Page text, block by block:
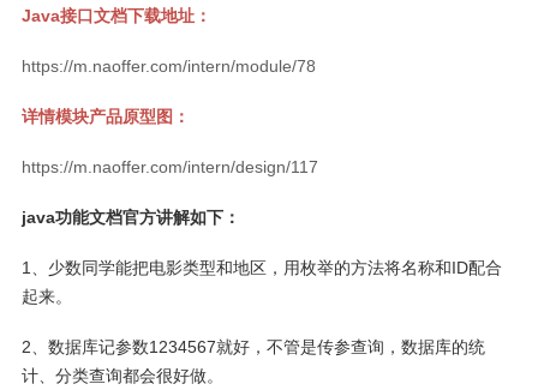
Java接口文档下载地址：
https://m.naoffer.com/intern/module/78
详情模块产品原型图：
https://m.naoffer.com/intern/design/117
java功能文档官方讲解如下：
1、少数同学能把电影类型和地区，用枚举的方法将名称和ID配合
起来。
2、数据库记参数1234567就好，不管是传参查询，数据库的统
计、分类查询都会很好做。